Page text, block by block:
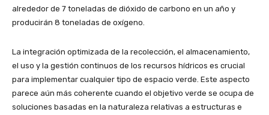
alrededor de 7 toneladas de dióxido de carbono en un año y
producirán 8 toneladas de oxígeno.
La integración optimizada de la recolección, el almacenamiento,
el uso y la gestión continuos de los recursos hídricos es crucial
para implementar cualquier tipo de espacio verde. Este aspecto
parece aún más coherente cuando el objetivo verde se ocupa de
soluciones basadas en la naturaleza relativas a estructuras e